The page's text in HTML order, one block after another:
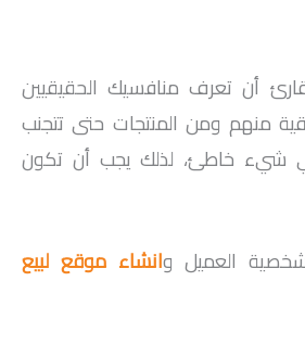
أن تعرف منافسيك الحقيقيين
منهم ومن المنتجات حتى تتجنب
في شيء خاطئ، لذلك يجب أن تكون
العميل وانشاء موقع لبيع